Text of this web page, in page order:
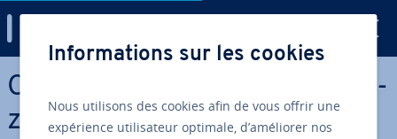
Aller au contenu principal
Comment faire une ligne ho­ri­
zon­tale en HTML avec la
Informations sur les cookies
Nous utilisons des cookies afin de vous offrir une
expérience utilisateur optimale, d’améliorer nos